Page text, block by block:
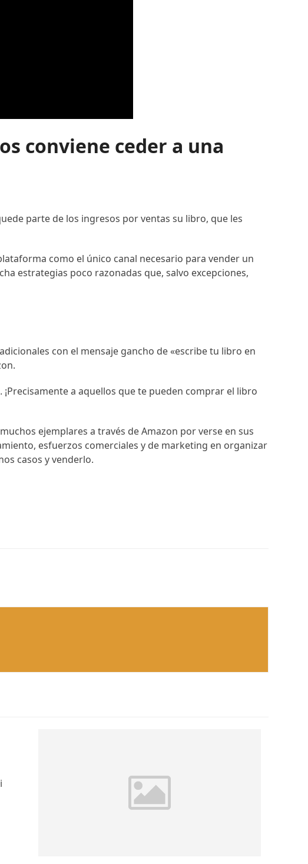
conviene ceder a una
parte de los ingresos por ventas su libro, que les
como el único canal necesario para vender un
estrategias poco razonadas que, salvo excepciones,
con el mensaje gancho de «escribe tu libro en
a aquellos que te pueden comprar el libro
ejemplares a través de Amazon por verse en sus
esfuerzos comerciales y de marketing en organizar
casos y venderlo.